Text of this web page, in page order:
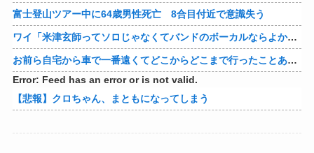
富士登山ツアー中に64歳男性死亡 8合目付近で意識失う
ワイ「米津玄師ってソロじゃなくてバンドのボーカルならよかったよね」
お前ら自宅から車で一番遠くてどこからどこまで行ったことある？
Error: Feed has an error or is not valid.
【悲報】クロちゃん、まともになってしまう